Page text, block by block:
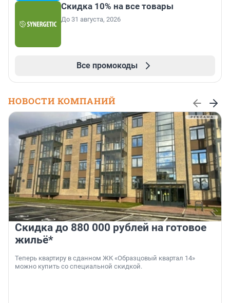
Скидка 10% на все товары
До 31 августа, 2026
Все промокоды
НОВОСТИ КОМПАНИЙ
Скидка до 880 000 рублей на готовое
жильё*
Теперь квартиру в сданном ЖК «Образцовый квартал 14»
можно купить со специальной скидкой.